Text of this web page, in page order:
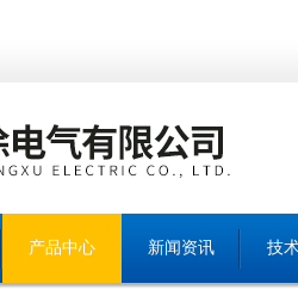
产品中心 新闻资讯 技